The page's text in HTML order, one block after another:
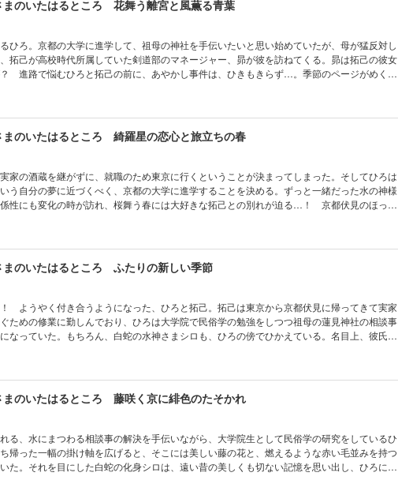
まのいたはるところ 花舞う離宮と風薫る青葉
ひろ。京都の大学に進学して、祖母の神社を手伝いたいと思い始めていたが、母が猛反対し
拓己が高校時代所属していた剣道部のマネージャー、昴が彼を訪ねてくる。昴は拓己の彼女
進路で悩むひろと拓己の前に、あやかし事件は、ひきもきらず…。季節のページがめくら
まのいたはるところ 綺羅星の恋心と旅立ちの春
家の酒蔵を継がずに、就職のため東京に行くということが決まってしまった。そしてひろは
う自分の夢に近づくべく、京都の大学に進学することを決める。ずっと一緒だった水の神様
性にも変化の時が訪れ、桜舞う春には大好きな拓己との別れが迫る…！ 京都伏見のほっこ
まのいたはるところ ふたりの新しい季節
ようやく付き合うようになった、ひろと拓己。拓己は東京から京都伏見に帰ってきて実家
ための修業に勤しんでおり、ひろは大学院で民俗学の勉強をしつつ祖母の蓮見神社の相談事
なっていた。もちろん、白蛇の水神さまシロも、ひろの傍でひかえている。名目上、彼氏彼
り……!? 桃山から宇治、伏見稲荷大社へ。紅葉織りなす秋から、粉雪舞い散る冬へ……！
なか、じれったい恋人たちがあやかしたちの謎に迫る……！
まのいたはるところ 藤咲く京に緋色のたそかれ
る、水にまつわる相談事の解決を手伝いながら、大学院生として民俗学の研究をしているひ
帰った一幅の掛け軸を広げると、そこには美しい藤の花と、燃えるような赤い毛並みを持つ
た。それを目にした白蛇の化身シロは、遠い昔の美しくも切ない記憶を思い出し、ひろに語